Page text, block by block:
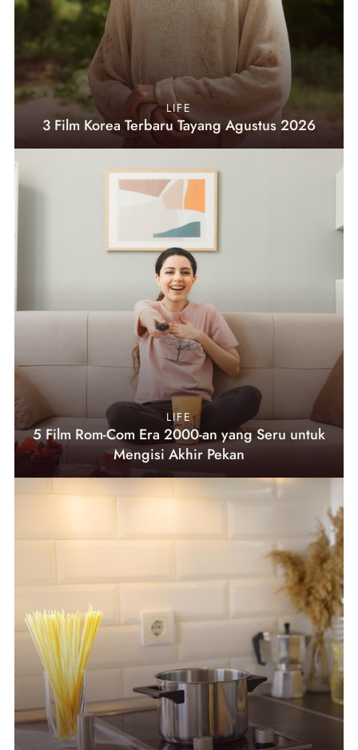
LIFE
3 Film Korea Terbaru Tayang Agustus 2026
LIFE
5 Film Rom-Com Era 2000-an yang Seru untuk
Mengisi Akhir Pekan